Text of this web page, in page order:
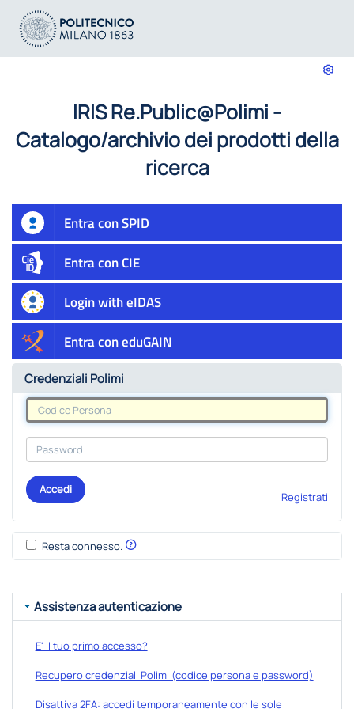
IRIS Re.Public@Polimi -
Catalogo/archivio dei prodotti della
ricerca
Entra con SPID
Entra con CIE
Login with eIDAS
Entra con eduGAIN
Credenziali Polimi
Accedi
Registrati
Resta connesso.
Assistenza autenticazione
E' il tuo primo accesso?
Recupero credenziali Polimi (codice persona e password)
Disattiva 2FA: accedi temporaneamente con le sole